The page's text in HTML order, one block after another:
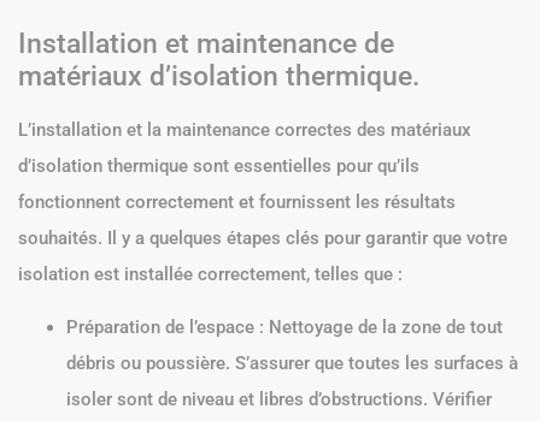
Installation et maintenance de
matériaux d’isolation thermique.
L’installation et la maintenance correctes des matériaux
d’isolation thermique sont essentielles pour qu’ils
fonctionnent correctement et fournissent les résultats
souhaités. Il y a quelques étapes clés pour garantir que votre
isolation est installée correctement, telles que :
Préparation de l’espace : Nettoyage de la zone de tout
débris ou poussière. S’assurer que toutes les surfaces à
isoler sont de niveau et libres d’obstructions. Vérifier